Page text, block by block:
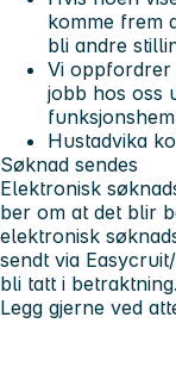
komme frem
bli andre
Vi oppfordrer
jobb hos oss
Hustadvika
Søknad sendes
Elektronisk
ber om at det blir
elektronisk
sendt via
bli tatt i betraktning.
Legg gjerne ved